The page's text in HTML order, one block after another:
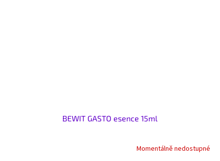
BEWIT GASTO esence 15ml
Momentálně nedostupné